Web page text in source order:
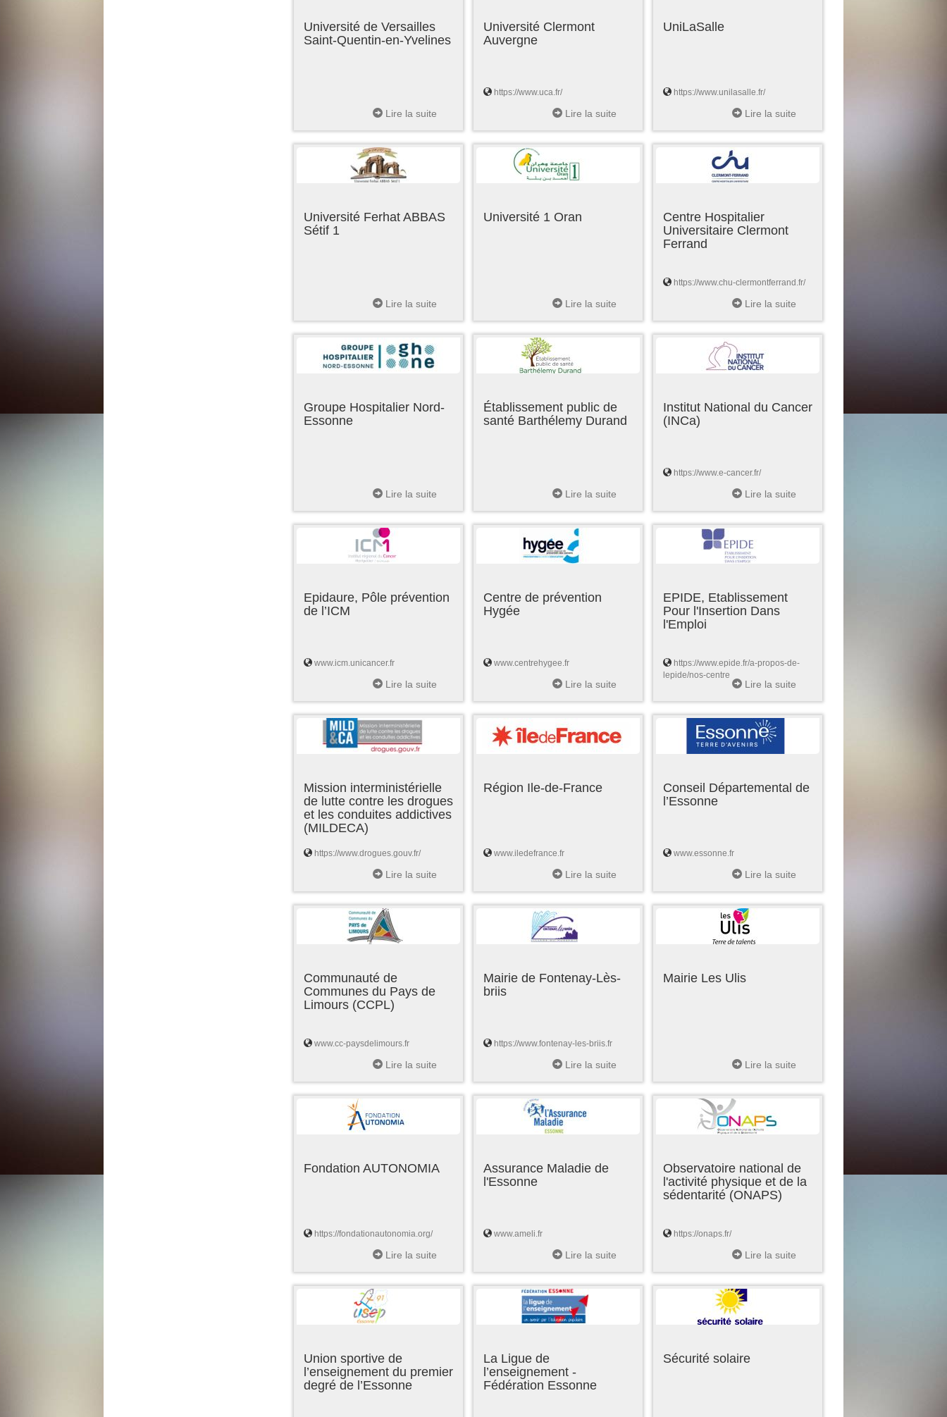
Université de Versailles
Saint-Quentin-en-Yvelines
Lire la suite
Université Clermont
Auvergne
https://www.uca.fr/
Lire la suite
UniLaSalle
https://www.unilasalle.fr/
Lire la suite
Université Ferhat ABBAS
Sétif 1
Lire la suite
Université 1 Oran
Lire la suite
Centre Hospitalier
Universitaire Clermont
Ferrand
https://www.chu-clermontferrand.fr/
Lire la suite
Groupe Hospitalier Nord-
Essonne
Lire la suite
Établissement public de
santé Barthélemy Durand
Lire la suite
Institut National du Cancer
(INCa)
https://www.e-cancer.fr/
Lire la suite
Epidaure, Pôle prévention
de l’ICM
www.icm.unicancer.fr
Lire la suite
Centre de prévention
Hygée
www.centrehygee.fr
Lire la suite
EPIDE, Etablissement
Pour l'Insertion Dans
l'Emploi
https://www.epide.fr/a-propos-de-
lepide/nos-centre
Lire la suite
Mission interministérielle
de lutte contre les drogues
et les conduites addictives
(MILDECA)
https://www.drogues.gouv.fr/
Lire la suite
Région Ile-de-France
www.iledefrance.fr
Lire la suite
Conseil Départemental de
l’Essonne
www.essonne.fr
Lire la suite
Communauté de
Communes du Pays de
Limours (CCPL)
www.cc-paysdelimours.fr
Lire la suite
Mairie de Fontenay-Lès-
briis
https://www.fontenay-les-briis.fr
Lire la suite
Mairie Les Ulis
Lire la suite
Fondation AUTONOMIA
https://fondationautonomia.org/
Lire la suite
Assurance Maladie de
l'Essonne
www.ameli.fr
Lire la suite
Observatoire national de
l'activité physique et de la
sédentarité (ONAPS)
https://onaps.fr/
Lire la suite
Union sportive de
l’enseignement du premier
degré de l’Essonne
La Ligue de
l’enseignement -
Fédération Essonne
Sécurité solaire